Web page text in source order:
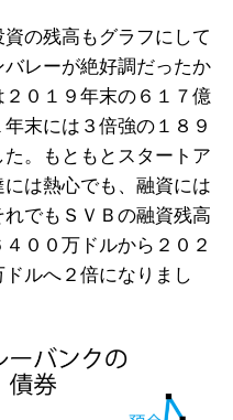
の残高もグラフにして
レーが絶好調だったか
０１９年末の６１７億
末には３倍強の１８９
。もともとスタートア
は熱心でも、融資には
でもＳＶＢの融資残高
００万ドルから２０２
ルへ２倍になりまし